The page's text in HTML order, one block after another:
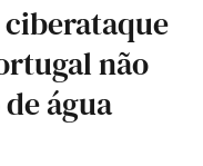
não
água